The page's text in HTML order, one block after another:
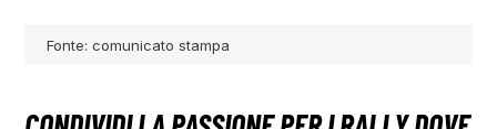
Fonte: comunicato stampa